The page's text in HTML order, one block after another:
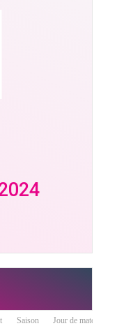
Saison Jour de match